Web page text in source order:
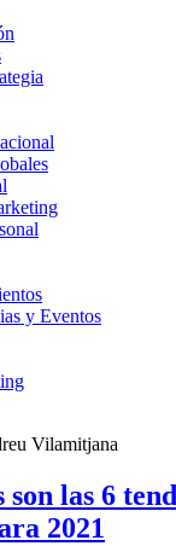
y Eventos
Vilamitjana
las 6
2021